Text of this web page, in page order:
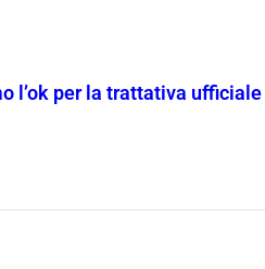
l’ok per la trattativa